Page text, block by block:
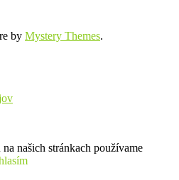
by Mystery Themes.
našich stránkach používame